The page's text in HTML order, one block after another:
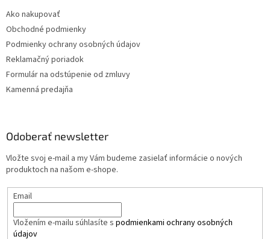
Ako nakupovať
Obchodné podmienky
Podmienky ochrany osobných údajov
Reklamačný poriadok
Formulár na odstúpenie od zmluvy
Kamenná predajňa
Odoberať newsletter
Vložte svoj e-mail a my Vám budeme zasielať informácie o nových
produktoch na našom e-shope.
Email
Vložením e-mailu súhlasíte s podmienkami ochrany osobných
údajov